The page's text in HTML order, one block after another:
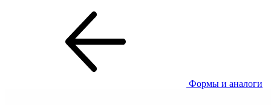
Формы и аналоги